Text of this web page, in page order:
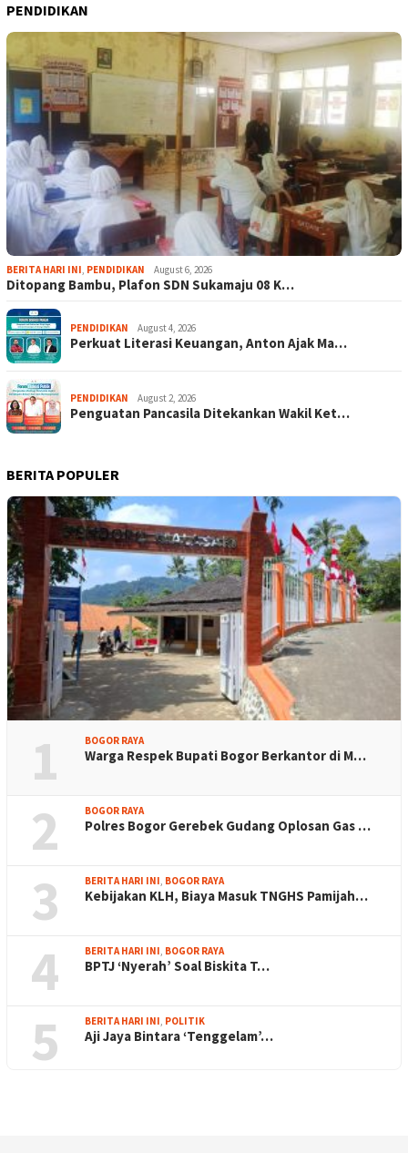
PENDIDIKAN
BERITA HARI INI, PENDIDIKAN August 6, 2026
Ditopang Bambu, Plafon SDN Sukamaju 08 K…
PENDIDIKAN August 4, 2026
Perkuat Literasi Keuangan, Anton Ajak Ma…
PENDIDIKAN August 2, 2026
Penguatan Pancasila Ditekankan Wakil Ket…
BERITA POPULER
1 BOGOR RAYA
Warga Respek Bupati Bogor Berkantor di M…
2 BOGOR RAYA
Polres Bogor Gerebek Gudang Oplosan Gas …
3 BERITA HARI INI, BOGOR RAYA
Kebijakan KLH, Biaya Masuk TNGHS Pamijah…
4 BERITA HARI INI, BOGOR RAYA
BPTJ ‘Nyerah’ Soal Biskita T…
5 BERITA HARI INI, POLITIK
Aji Jaya Bintara ‘Tenggelam’…